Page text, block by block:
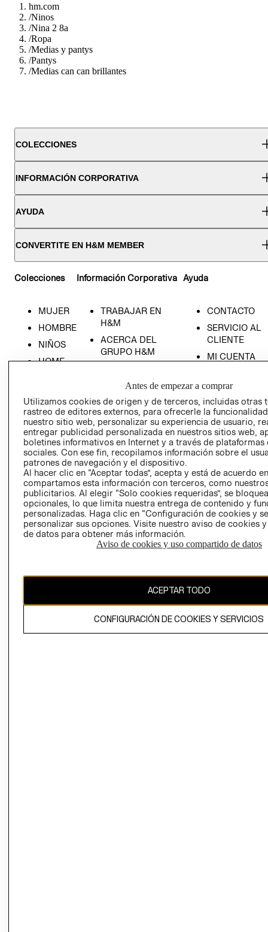
hm.com
/Ninos
/Nina 2 8a
/Ropa
/Medias y pantys
/Pantys
/Medias can can brillantes
COLECCIONES
INFORMACIÓN CORPORATIVA
AYUDA
CONVERTITE EN H&M MEMBER
Colecciones
MUJER
HOMBRE
NIÑOS
HOME
Información Corporativa
TRABAJAR EN
H&M
ACERCA DEL
GRUPO H&M
SOCIAL
PRENSA
RELACIÓN CON
INVERSIONISTAS
POLÍTICA
EMPRESARIAL
Ayuda
CONTACTO
SERVICIO AL
CLIENTE
MI CUENTA
TIENDAS
- RETIRO EN
TIENDA
TÉRMINOS Y
CONDICIONES
AVISO DE
PRIVACIDAD
GIFT CARD
AVISO DE
COOKIES
CAMBIAR REGIÓN
Antes de empezar a comprar
Utilizamos cookies de origen y de terceros, incluidas otras
rastreo de editores externos, para ofrecerle la
nuestro sitio web, personalizar su experiencia de usuario,
entregar publicidad personalizada en nuestros sitios web,
boletines informativos en Internet y a través de plataformas
sociales. Con ese fin, recopilamos información sobre el
patrones de navegación y el dispositivo.
Al hacer clic en “Aceptar todas”, acepta y está de acuerdo
compartamos esta información con terceros, como
publicitarios. Al elegir “Solo cookies requeridas”, se
opcionales, lo que limita nuestra entrega de contenido y
personalizadas. Haga clic en “Configuración de cookies y
personalizar sus opciones. Visite nuestro aviso de cookies
de datos para obtener más información.
Aviso de cookies y uso compartido de datos
ACEPTAR TODO
CONFIGURACIÓN DE COOKIES Y SERVICIOS